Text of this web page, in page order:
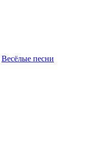
Весёлые песни